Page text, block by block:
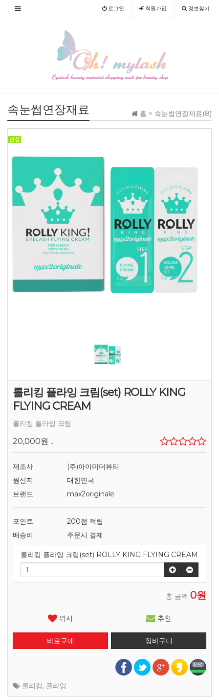
로그인 회원가입 정보찾기
홈 > 속눈썹연장재료(8)
속눈썹연장재료
롤리킹 플라잉 크림(set) ROLLY KING
FLYING CREAM
롤리킹 플라잉 크림
20,000원 ..
제조사
(주)아이미더뷰티
원산지
대한민국
브랜드
max2originale
포인트
200점 적립
배송비
주문시 결제
롤리킹 플라잉 크림(set) ROLLY KING FLYING CREAM
총 금액 0원
위시 추천
롤리킹, 플라잉